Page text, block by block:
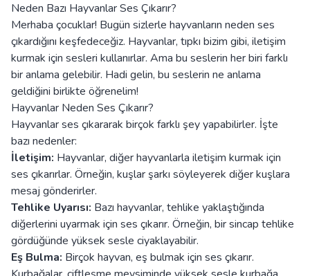
Neden Bazı Hayvanlar Ses Çıkarır?
Merhaba çocuklar! Bugün sizlerle hayvanların neden ses
çıkardığını keşfedeceğiz. Hayvanlar, tıpkı bizim gibi, iletişim
kurmak için sesleri kullanırlar. Ama bu seslerin her biri farklı
bir anlama gelebilir. Hadi gelin, bu seslerin ne anlama
geldiğini birlikte öğrenelim!
Hayvanlar Neden Ses Çıkarır?
Hayvanlar ses çıkararak birçok farklı şey yapabilirler. İşte
bazı nedenler:
İletişim: Hayvanlar, diğer hayvanlarla iletişim kurmak için
ses çıkarırlar. Örneğin, kuşlar şarkı söyleyerek diğer kuşlara
mesaj gönderirler.
Tehlike Uyarısı: Bazı hayvanlar, tehlike yaklaştığında
diğerlerini uyarmak için ses çıkarır. Örneğin, bir sincap tehlike
gördüğünde yüksek sesle ciyaklayabilir.
Eş Bulma: Birçok hayvan, eş bulmak için ses çıkarır.